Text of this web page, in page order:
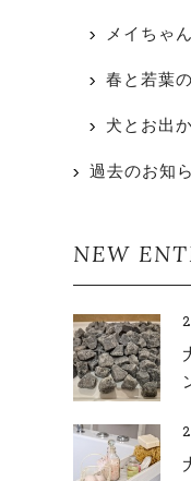
メイちゃ
春と若葉
犬とお出
過去のお知
NEW